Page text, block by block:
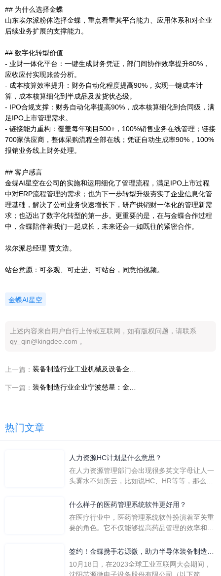
## 为什么选择金蝶
山东埃尔派粉体选择金蝶，重点看重其平台能力、应用体系和对企业
后续业务扩展的支撑能力。
## 数字化转型价值
- 业财一体化平台：一键生成财务凭证，部门间协作效率提升80%，
应收应付实现账龄分析。
- 成本核算效率提升：财务自动化程度提高90%，实现一键成本计
算，成本核算细化到半成品及发货状态级。
- IPO合规支撑：财务自动化率提高90%，成本核算细化到合同级，满
足IPO上市管理需求。
- 链接能力重构：覆盖每年项目500+，100%销售业务在线管理；链接
700家供应商，整体采购流程全部在线；凭证自动生成率90%，100%
报销业务线上财务处理。
## 客户感言
金蝶AI星空在公司的实施和运用细化了管理流程，满足IPO上市过程
中对ERP流程管理的需求；也为下一步转型升级夯实了企业信息化管
理基础，解决了公司业务快速增长下，研产供销财一体化的管理新需
求；也迈出了数字化转型的第一步。更重要的是，在与金蝶合作过程
中，金蝶陪伴着我们一起成长，未来还会一如既往的紧密合作。
埃尔派总经理 贾文浩。
站台意愿：可参观、可走进、可站台，同意拍视频。
金蝶AI星空
上述内容来自用户自行上传或互联网，如有版权问题，请联系
qy_qin@kingdee.com 。
上一篇：
下一篇：
热门文章
人力资源HC计划是什么意思？
在人力资源管理部门会出现很多英文字母让人一
头雾水不知所云，比如说HC、HR等等，那么它
么呢？
什么样子的医药管理系统软件更好用？
在医疗行业中，医药管理系统软件扮演着至关重
要的角色。它不仅能够提高药品管理的效率和准
一个好用的医药管理系统软件应具备以下特点。
地进行操作。 复杂的
签约！金蝶携手芯源微，助力半导体装备制造领
先企业迈向世界
10月18日，在2023全球工业互联网大会期间，
沈阳芯源微电子设备股份有限公司（以下简